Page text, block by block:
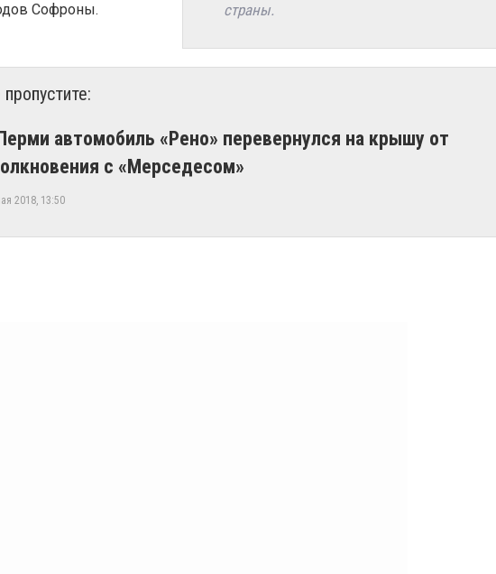
страны.
Софроны.
автомобиль «Рено» перевернулся на крышу от
с «Мерседесом»
2018, 13:50